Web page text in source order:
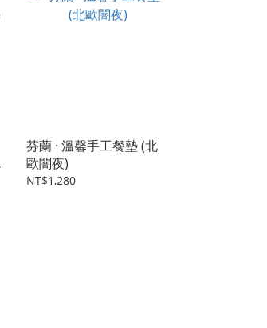
芬蘭 · 溫馨手工餐墊 (北
歐闇夜)
NT$1,280